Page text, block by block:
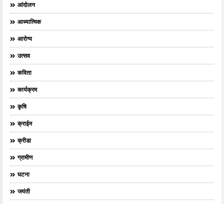
आंदोलन
आध्यात्मिक
आरोग्य
उत्सव
कविता
कार्यक्रम
कृषि
क्राईम
क्रीडा
ग्रामीण
घटना
जयंती